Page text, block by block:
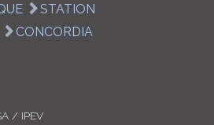
STATION
CONCORDIA
/ IPEV